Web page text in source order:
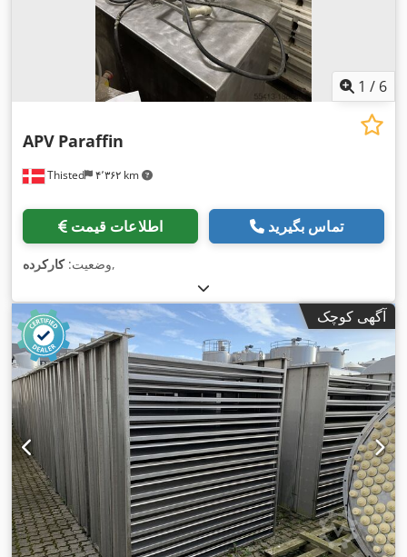
1 / 6
Thisted ۴٬۳۶۲ km
APV Paraffin
اطلاعات قیمت تماس بگیرید
وضعیت:کارکرده ,
آگهی کوچک